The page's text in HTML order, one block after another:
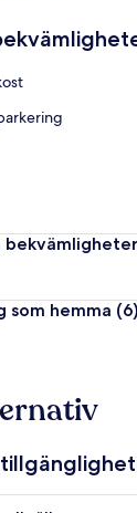
bekvämligheter
som hemma (6)
för